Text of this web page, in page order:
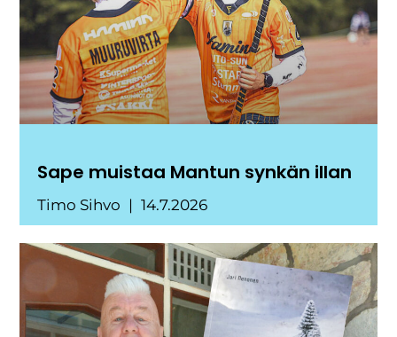
Sape muistaa Mantun synkän illan
Timo Sihvo 14.7.2026